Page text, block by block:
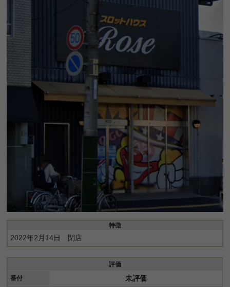
特徴
2022年2月14日 閉店
評価
番付
未評価